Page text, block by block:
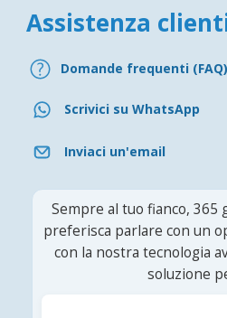
Assistenza
Domande frequenti (FAQ)
Scrivici su WhatsApp
Inviaci un'email
Sempre al tuo fianco, 365
preferisca parlare con un
con la nostra tecnologia
soluzione